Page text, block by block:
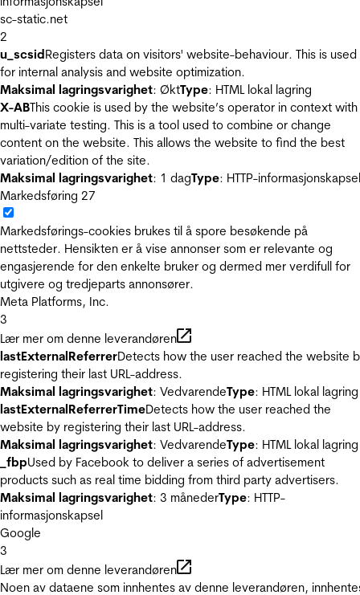
sc-static.net
2
u_scsidRegisters data on visitors' website-behaviour. This is used
for internal analysis and website optimization.
Maksimal lagringsvarighet: ØktType: HTML lokal lagring
X-ABThis cookie is used by the website’s operator in context with
multi-variate testing. This is a tool used to combine or change
content on the website. This allows the website to find the best
variation/edition of the site.
Maksimal lagringsvarighet: 1 dagType: HTTP-informasjonskapsel
Markedsføring 27
Markedsførings-cookies brukes til å spore besøkende på
nettsteder. Hensikten er å vise annonser som er relevante og
engasjerende for den enkelte bruker og dermed mer verdifull for
utgivere og tredjeparts annonsører.
Meta Platforms, Inc.
3
Lær mer om denne leverandøren
lastExternalReferrerDetects how the user reached the website
registering their last URL-address.
Maksimal lagringsvarighet: VedvarendeType: HTML lokal lagring
lastExternalReferrerTimeDetects how the user reached the
website by registering their last URL-address.
Maksimal lagringsvarighet: VedvarendeType: HTML lokal lagring
_fbpUsed by Facebook to deliver a series of advertisement
products such as real time bidding from third party advertisers.
Maksimal lagringsvarighet: 3 månederType: HTTP-
informasjonskapsel
Google
3
Lær mer om denne leverandøren
Noen av dataene som innhentes av denne leverandøren,